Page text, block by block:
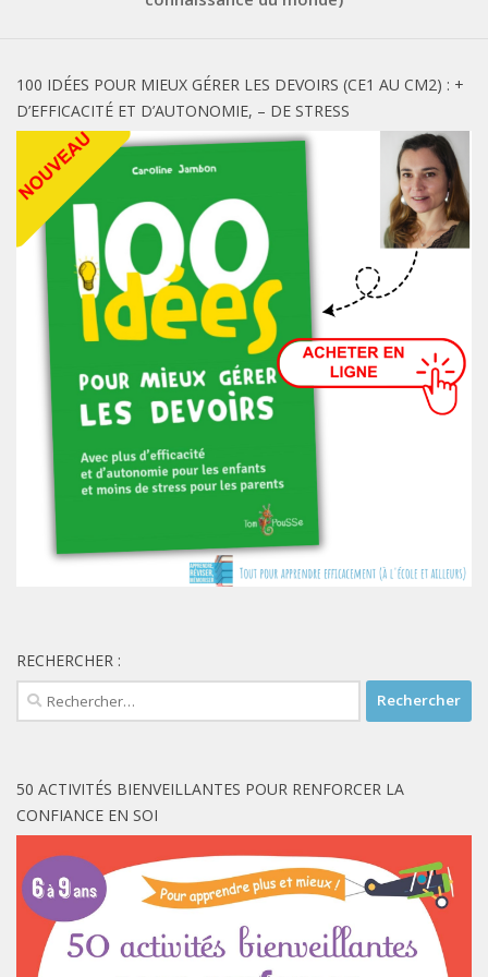
100 IDÉES POUR MIEUX GÉRER LES DEVOIRS (CE1 AU CM2) : +
D’EFFICACITÉ ET D’AUTONOMIE, – DE STRESS
RECHERCHER :
Rechercher :
50 ACTIVITÉS BIENVEILLANTES POUR RENFORCER LA
CONFIANCE EN SOI